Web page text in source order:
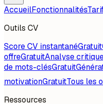
AccueilFonctionnalités
Outils CV
Score CV instantanéGratuit
offreGratuitAnalyse
de mots-clésGratuit
motivationGratuitTous les
Ressources